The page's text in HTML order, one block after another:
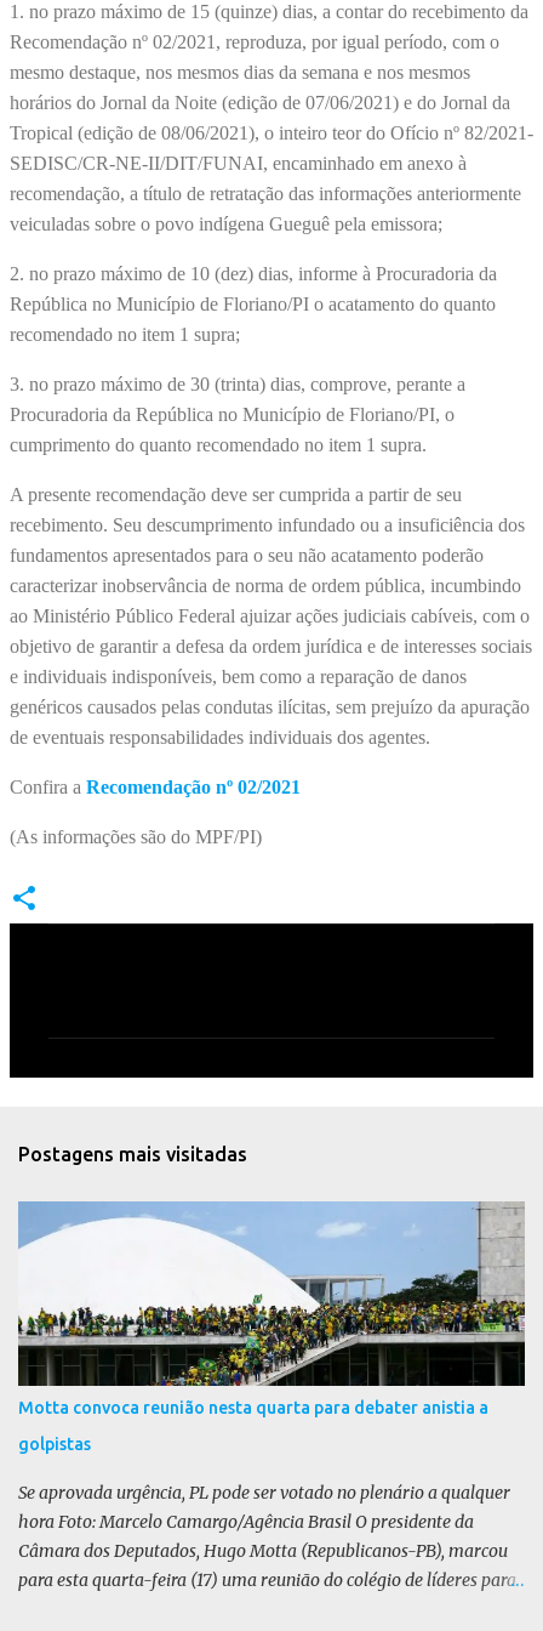
1. no prazo máximo de 15 (quinze) dias, a contar do recebimento da
Recomendação nº 02/2021, reproduza, por igual período, com o
mesmo destaque, nos mesmos dias da semana e nos mesmos
horários do Jornal da Noite (edição de 07/06/2021) e do Jornal da
Tropical (edição de 08/06/2021), o inteiro teor do Ofício nº 82/2021-
SEDISC/CR-NE-II/DIT/FUNAI, encaminhado em anexo à
recomendação, a título de retratação das informações anteriormente
veiculadas sobre o povo indígena Gueguê pela emissora;
2. no prazo máximo de 10 (dez) dias, informe à Procuradoria da
República no Município de Floriano/PI o acatamento do quanto
recomendado no item 1 supra;
3. no prazo máximo de 30 (trinta) dias, comprove, perante a
Procuradoria da República no Município de Floriano/PI, o
cumprimento do quanto recomendado no item 1 supra.
A presente recomendação deve ser cumprida a partir de seu
recebimento. Seu descumprimento infundado ou a insuficiência dos
fundamentos apresentados para o seu não acatamento poderão
caracterizar inobservância de norma de ordem pública, incumbindo
ao Ministério Público Federal ajuizar ações judiciais cabíveis, com o
objetivo de garantir a defesa da ordem jurídica e de interesses sociais
e individuais indisponíveis, bem como a reparação de danos
genéricos causados pelas condutas ilícitas, sem prejuízo da apuração
de eventuais responsabilidades individuais dos agentes.
Confira a Recomendação nº 02/2021
(As informações são do MPF/PI)
á
r
i
Postagens mais visitadas
Motta convoca reunião nesta quarta para debater anistia a
golpistas
Se aprovada urgência, PL pode ser votado no plenário a qualquer
hora Foto: Marcelo Camargo/Agência Brasil O presidente da
Câmara dos Deputados, Hugo Motta (Republicanos-PB), marcou
para esta quarta-feira (17) uma reunião do colégio de líderes para